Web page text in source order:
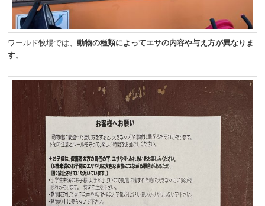
ワールド牧場では、動物の種類によってエサの内容や与え方が異なりま
す。